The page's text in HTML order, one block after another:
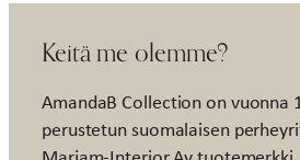
Keitä me olemme?
AmandaB Collection on vuonna
perustetun suomalaisen